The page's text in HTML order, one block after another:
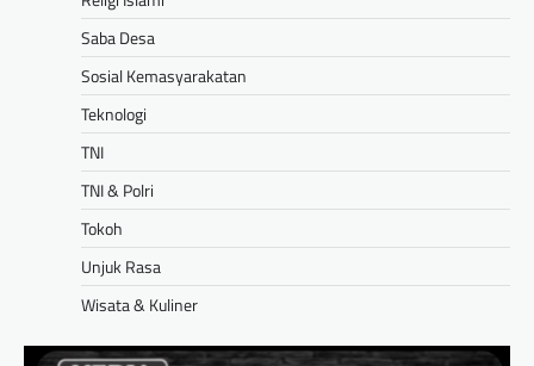
Saba Desa
Sosial Kemasyarakatan
Teknologi
TNI
TNI & Polri
Tokoh
Unjuk Rasa
Wisata & Kuliner